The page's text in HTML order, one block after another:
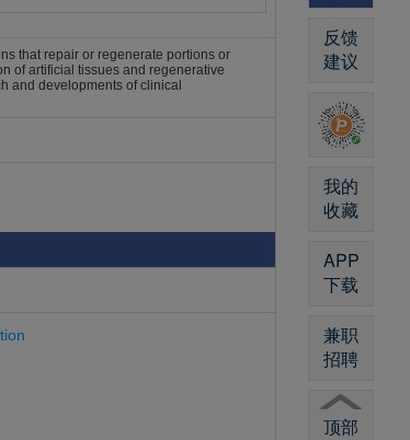
that repair or regenerate portions or
of artificial tissues and regenerative
and developments of clinical
反馈
建议
我的
收藏
APP
下载
兼职
招聘
顶部